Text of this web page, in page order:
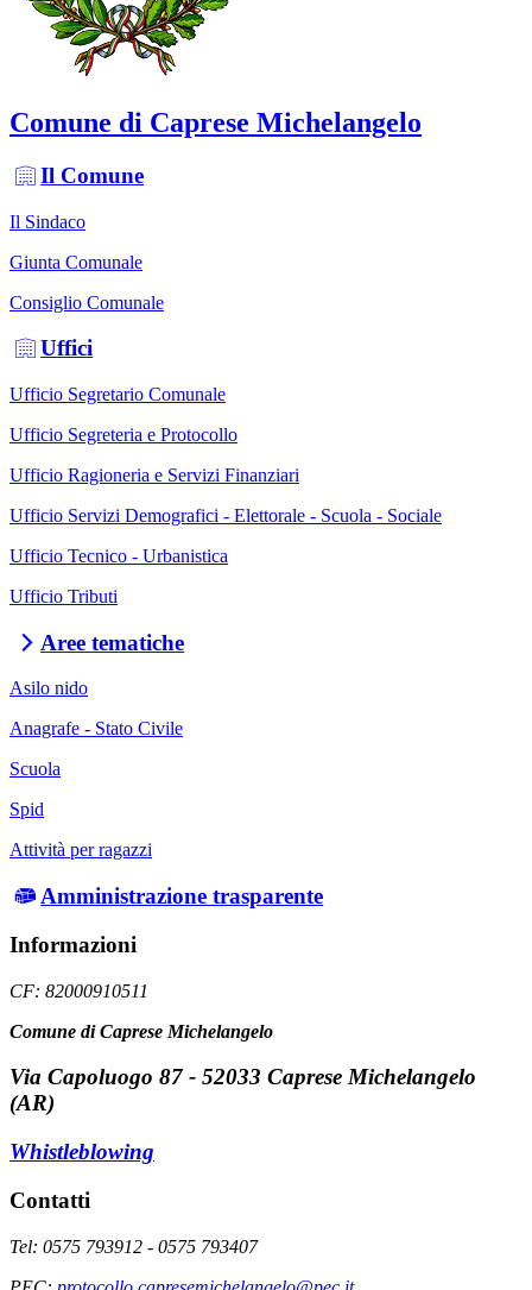
Comune di Caprese Michelangelo
Il Comune
Il Sindaco
Giunta Comunale
Consiglio Comunale
Uffici
Ufficio Segretario Comunale
Ufficio Segreteria e Protocollo
Ufficio Ragioneria e Servizi Finanziari
Ufficio Servizi Demografici - Elettorale - Scuola - Sociale
Ufficio Tecnico - Urbanistica
Ufficio Tributi
Aree tematiche
Asilo nido
Anagrafe - Stato Civile
Scuola
Spid
Attività per ragazzi
Amministrazione trasparente
Informazioni
CF: 82000910511
Comune di Caprese Michelangelo
Via Capoluogo 87 - 52033 Caprese Michelangelo
(AR)
Whistleblowing
Contatti
Tel: 0575 793912 - 0575 793407